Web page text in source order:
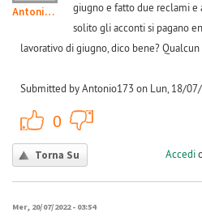
Antonio173
giugno e fatto due reclami e
solito gli acconti si pagano
lavorativo di giugno, dico bene?
Submitted by Antonio173 on Lun, 18/
0
Torna Su Accedi
Mer, 20/07/2022 - 03:54